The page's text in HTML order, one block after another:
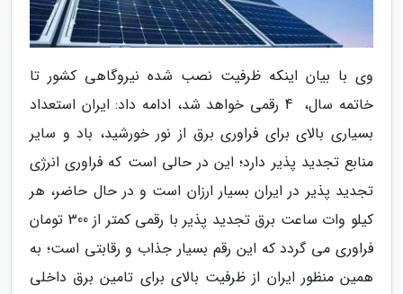
وی با بیان اینکه ظرفیت نصب شده نیروگاهی کشور تا
خاتمه سال، ­ 4 رقمی­ خواهد شد، ادامه داد: ایران استعداد
بسیاری بالای برای فراوری برق از نور خورشید، باد و سایر
منابع تجدید پذیر دارد؛ این در حالی است که فراوری انرژی
تجدید پذیر در ایران بسیار ارزان است و در حال حاضر، هر
کیلو وات­ ساعت برق تجدید پذیر با رقمی­ کمتر از 300 تومان
فراوری می گردد که این رقم بسیار جذاب و رقابتی است؛ به
همین منظور ایران از ظرفیت بالای برای تامین برق داخلی